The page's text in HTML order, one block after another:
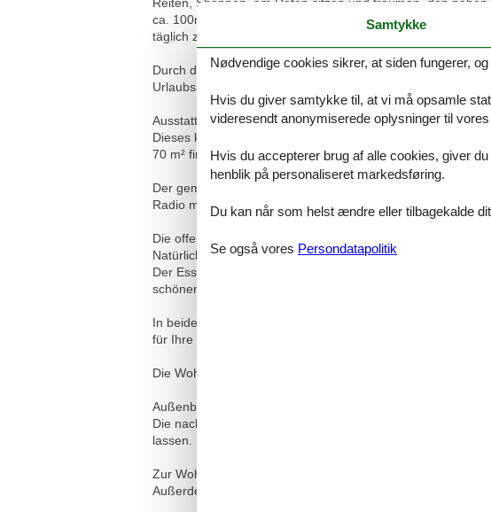
ca. 100m vom Appartement entfernt? Der Weg ist zu weit,
täglich zwischen Kühlungsborn und Bad Doberan.
Durch die zahlreichen Möglichkeiten, die exklusive Lage,
Urlaubsanlage eine der beliebtesten in Kühlungsborn.
Ausstattungen:
Dieses komfortable 3-Raum-Appartement befindet sich im
70 m² finden bis zu 4 Personen ausreichend Platz.
Der gemütliche Wohnbereich ist ausgestattet mit 2
Radio mit CD-Player.
Die offene Küche grenzt direkt an den Wohnbereich. Die
Natürlich ist auch eine Kaffeemaschine, ein Toaster,
Der Essbereich befindet sich optimal zwischen der Küche
schönen Frühstück zu starten.
In beiden Schlafzimmer finden Sie je ein Doppelbett in
für Ihre Urlaubsgarderobe.
Die Wohnung verfügt über ein Badezimmer mit Dusche.
Außenbereich:
Die nach Westen ausgerichtete Terrasse mit lädt zum
lassen.
Zur Wohnung gehört ein Tiefgaragenstellplatz (max. 2,00 m
Außerdem gibt es in der Tiefgarage einen Fahrradraum,
Samtykke
Nødvendige cookies sikrer, at siden fungerer,
Hvis du giver samtykke til, at vi må opsamle
videresendt anonymiserede oplysninger til
Hvis du accepterer brug af alle cookies, giver
henblik på personaliseret markedsføring.
Du kan når som helst ændre eller tilbagekalde
Se også vores Persondatapolitik